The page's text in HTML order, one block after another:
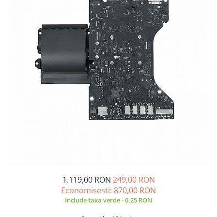
A2289 (Retina 13” 2020)
A2338 (M1/M2 13” 2020-2022)
A2442 (M1 14” 2021)
A2485 (M1 16” 2021)
A2779 (M2 14” 2023)
Tastatura MacBook1.119,00 RON 249,00 RON
Economisesti: 870,00 RON
Include taxa verde - 0,25 RON